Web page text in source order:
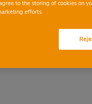
to the storing of cookies on
efforts.